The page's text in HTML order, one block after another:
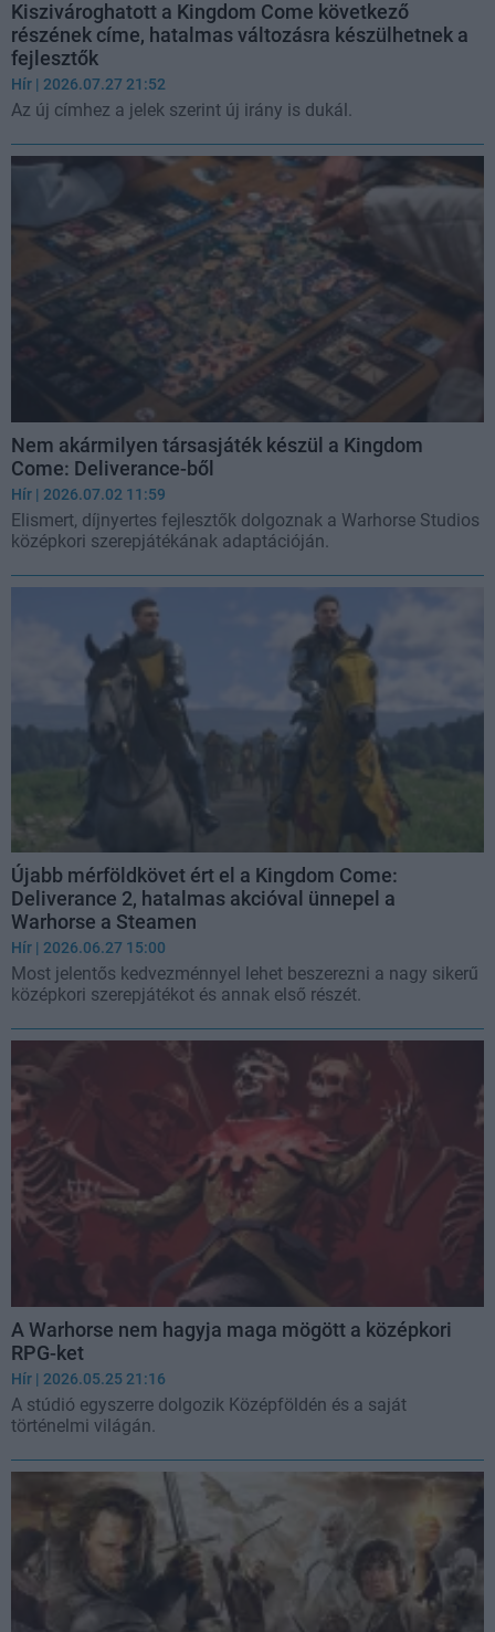
Kiszivároghatott a Kingdom Come következő
részének címe, hatalmas változásra készülhetnek a
fejlesztők
Hír | 2026.07.27 21:52
Az új címhez a jelek szerint új irány is dukál.
Nem akármilyen társasjáték készül a Kingdom
Come: Deliverance-ből
Hír | 2026.07.02 11:59
Elismert, díjnyertes fejlesztők dolgoznak a Warhorse Studios
középkori szerepjátékának adaptációján.
Újabb mérföldkövet ért el a Kingdom Come:
Deliverance 2, hatalmas akcióval ünnepel a
Warhorse a Steamen
Hír | 2026.06.27 15:00
Most jelentős kedvezménnyel lehet beszerezni a nagy sikerű
középkori szerepjátékot és annak első részét.
A Warhorse nem hagyja maga mögött a középkori
RPG-ket
Hír | 2026.05.25 21:16
A stúdió egyszerre dolgozik Középföldén és a saját
történelmi világán.